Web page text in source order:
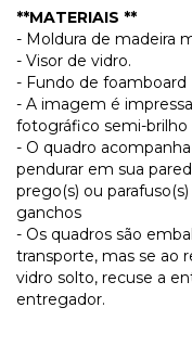
**MATERIAIS **
- Moldura de madeira
- Visor de vidro.
- Fundo de foamboard
- A imagem é
fotográfico semi-brilho
- O quadro
pendurar em sua
prego(s) ou
ganchos
- Os quadros são
transporte, mas se ao
vidro solto, recuse a
entregador.